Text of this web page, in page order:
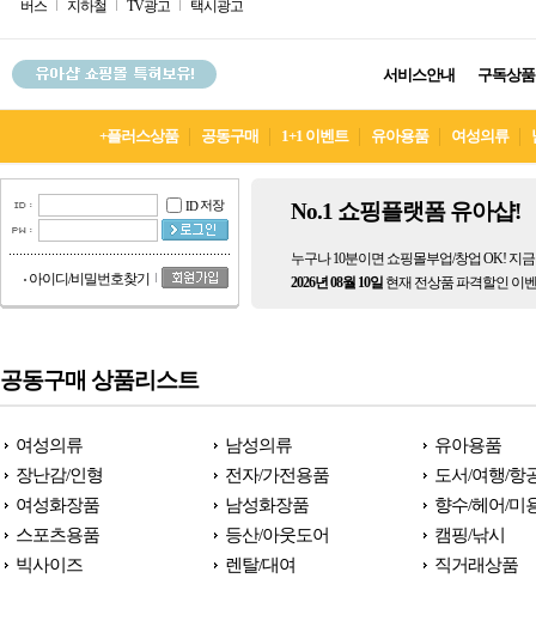
버스 지하철 TV광고 택시광고
서비스안내 구독상
+플러스상품 공동구매 1+1 이벤트 유아용품 여성의류
ID 저장
아이디/비밀번호찾기
No.1 쇼핑플랫폼 유아샵!
누구나 10분이면 쇼핑몰부업/창업 OK! 지
2026년 08월 10일 현재 전상품 파격할인 이
공동구매 상품리스트
여성의류 남성의류
유아용품
장난감/인형
전자/가전용품
도서/여행/항
여성화장품
남성화장품
향수/헤어/미
스포츠용품
등산/아웃도어
캠핑/낚시
빅사이즈
렌탈/대여 직거래상품